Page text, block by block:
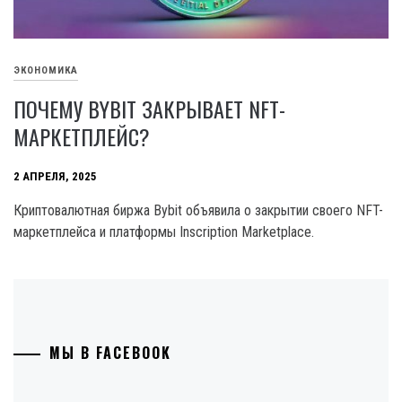
ЭКОНОМИКА
ПОЧЕМУ BYBIT ЗАКРЫВАЕТ NFT-
МАРКЕТПЛЕЙС?
2 АПРЕЛЯ, 2025
Криптовалютная биржа Bybit объявила о закрытии своего NFT-
маркетплейса и платформы Inscription Marketplace.
МЫ В FACEBOOK